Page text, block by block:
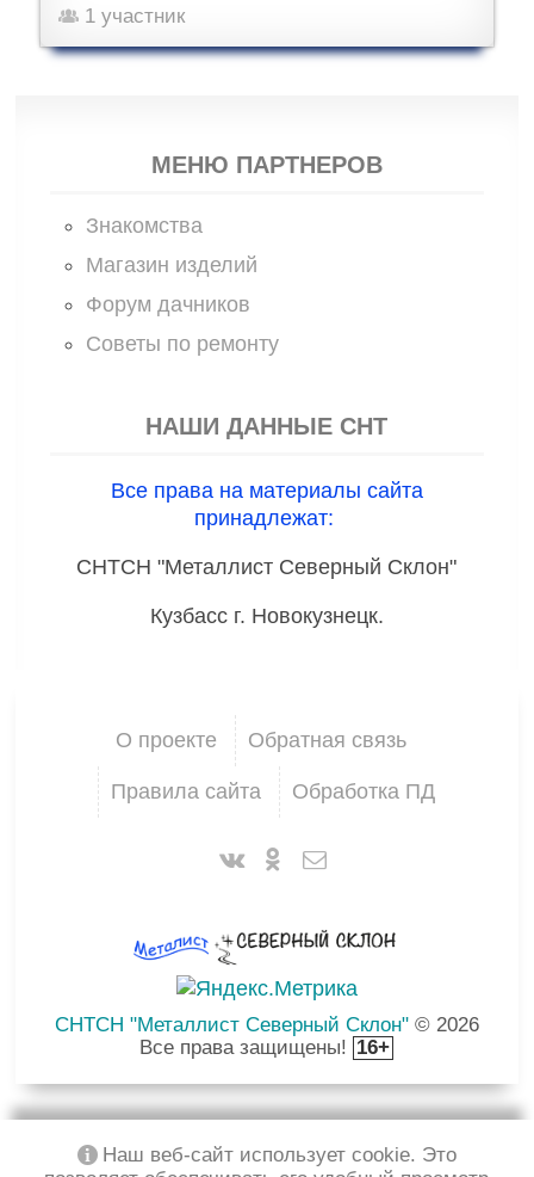
1 участник
МЕНЮ ПАРТНЕРОВ
Знакомства
Магазин изделий
Форум дачников
Советы по ремонту
НАШИ ДАННЫЕ СНТ
Все права на материалы сайта
принадлежат:
СНТСН "Металлист Северный Склон"
Кузбасс г. Новокузнецк.
О проекте Обратная связь
Правила сайта Обработка ПД
СНТСН "Металлист Северный Склон"© 2026
Все права защищены! 16+
Наш веб-сайт использует cookie. Это